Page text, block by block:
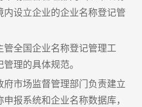
设立企业的企业名称登记管
全国企业名称登记管理工
理的具体规范。
市场监督管理部门负责建立
报系统和企业名称数据库，